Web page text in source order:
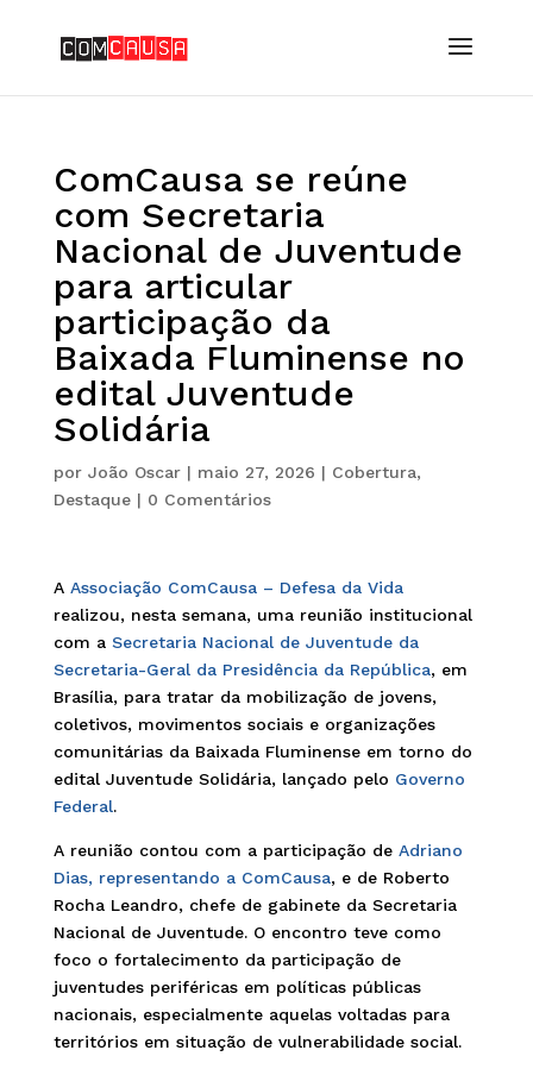
ComCausa se reúne
com Secretaria
Nacional de Juventude
para articular
participação da
Baixada Fluminense no
edital Juventude
Solidária
por João Oscar| maio 27, 2026 | Cobertura,
Destaque| 0 Comentários
A Associação ComCausa – Defesa da Vida
realizou, nesta semana, uma reunião institucional
com a Secretaria Nacional de Juventude da
Secretaria-Geral da Presidência da República, em
Brasília, para tratar da mobilização de jovens,
coletivos, movimentos sociais e organizações
comunitárias da Baixada Fluminense em torno do
edital Juventude Solidária, lançado pelo Governo
Federal.
A reunião contou com a participação de Adriano
Dias, representando a ComCausa, e de Roberto
Rocha Leandro, chefe de gabinete da Secretaria
Nacional de Juventude. O encontro teve como
foco o fortalecimento da participação de
juventudes periféricas em políticas públicas
nacionais, especialmente aquelas voltadas para
territórios em situação de vulnerabilidade social.